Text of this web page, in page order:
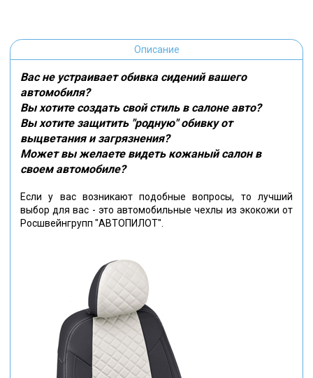
Описание
Вас не устраивает обивка сидений вашего
автомобиля?
Вы хотите создать свой стиль в салоне авто?
Вы хотите защитить "родную" обивку от
выцветания и загрязнения?
Может вы желаете видеть кожаный салон в
своем автомобиле?
Если у вас возникают подобные вопросы, то лучший
выбор для вас - это автомобильные чехлы из экокожи от
Росшвейнгрупп "АВТОПИЛОТ".